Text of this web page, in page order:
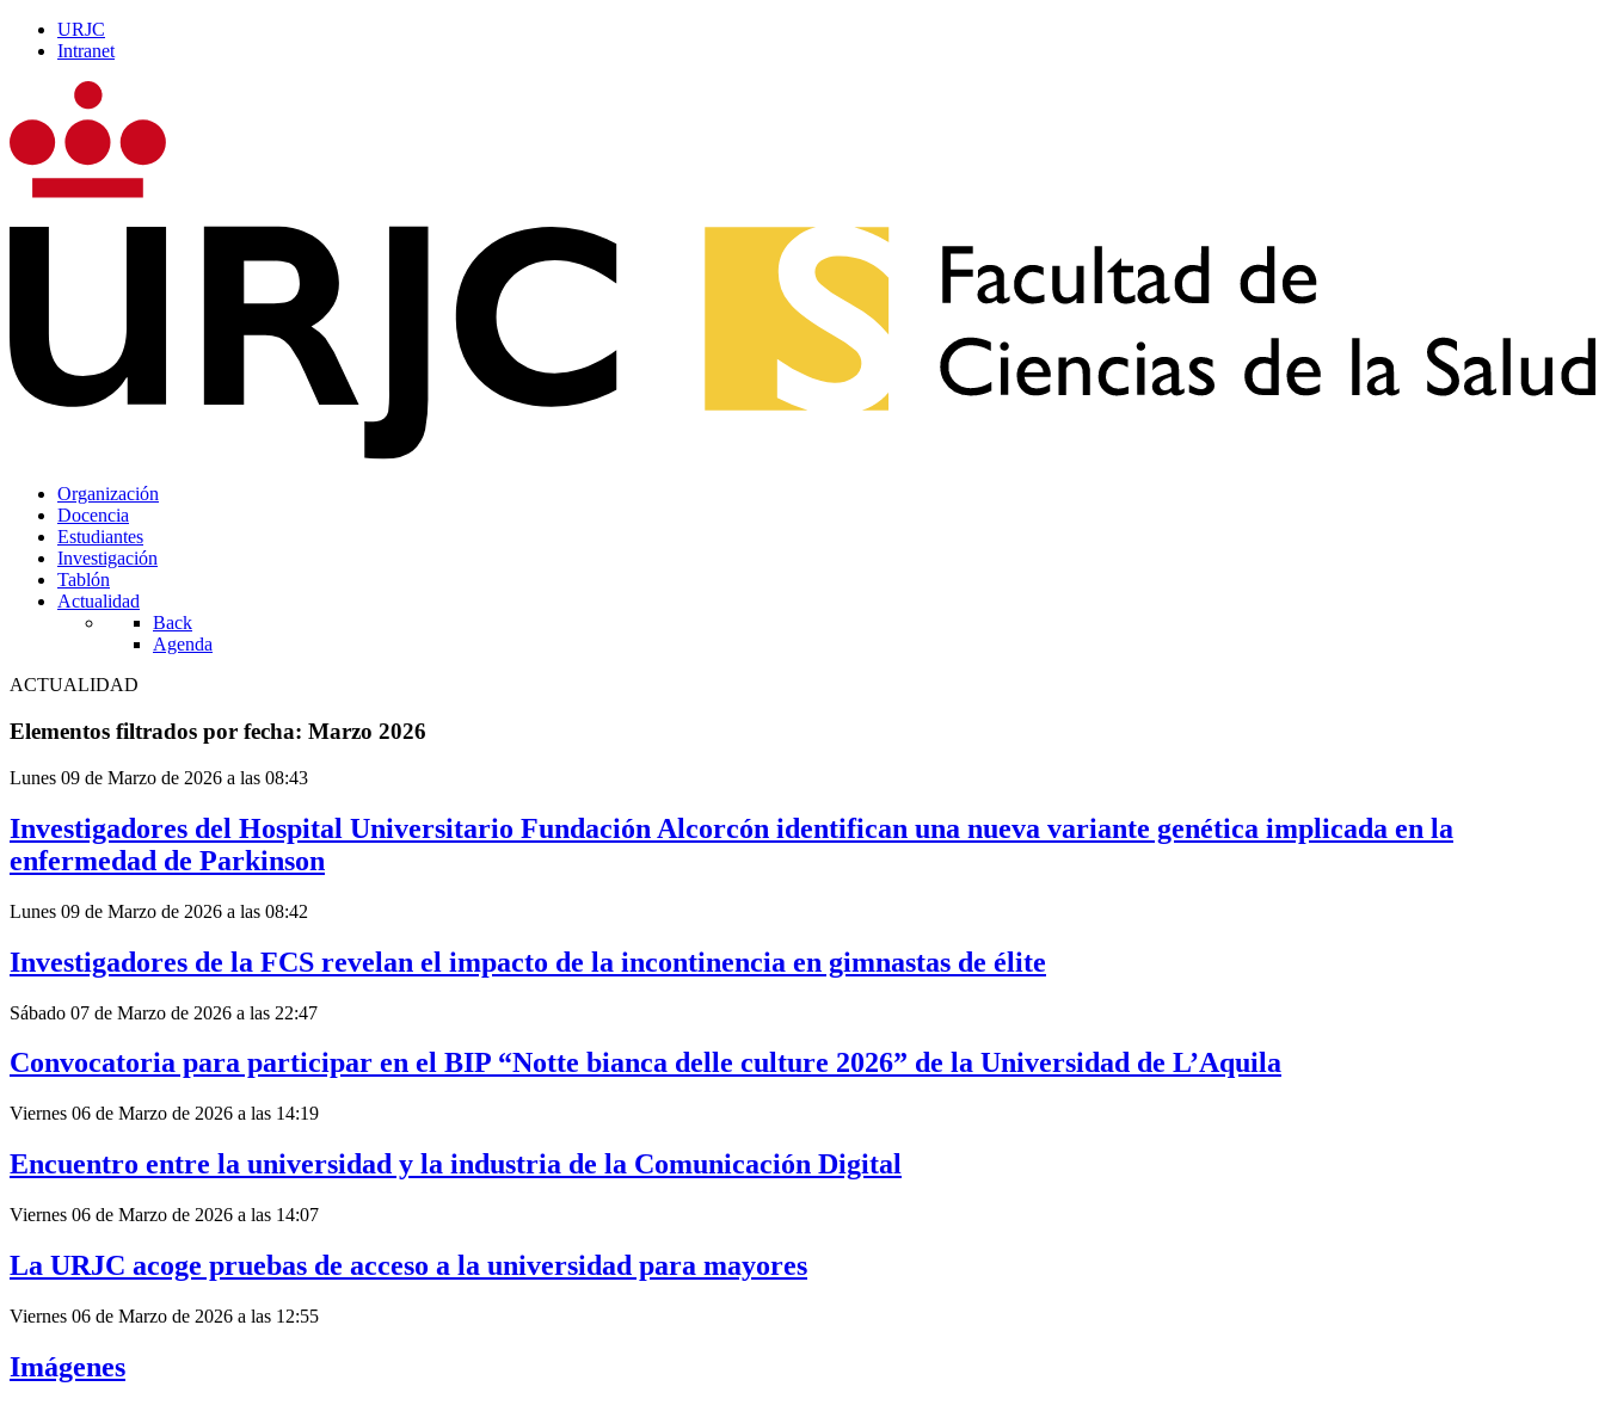
URJC
Intranet
Organización
Docencia
Estudiantes
Investigación
Tablón
Actualidad
Back
Agenda
ACTUALIDAD
Elementos filtrados por fecha: Marzo 2026
Lunes 09 de Marzo de 2026 a las 08:43
Investigadores del Hospital Universitario Fundación Alcorcón identifican una nueva variante genética implicada en la
enfermedad de Parkinson
Lunes 09 de Marzo de 2026 a las 08:42
Investigadores de la FCS revelan el impacto de la incontinencia en gimnastas de élite
Sábado 07 de Marzo de 2026 a las 22:47
Convocatoria para participar en el BIP “Notte bianca delle culture 2026” de la Universidad de L’Aquila
Viernes 06 de Marzo de 2026 a las 14:19
Encuentro entre la universidad y la industria de la Comunicación Digital
Viernes 06 de Marzo de 2026 a las 14:07
La URJC acoge pruebas de acceso a la universidad para mayores
Viernes 06 de Marzo de 2026 a las 12:55
Imágenes